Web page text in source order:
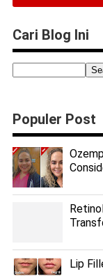
Cari Blog Ini
Populer Post
Lip